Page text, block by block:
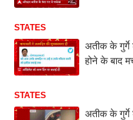
STATES
अतीक के गुर्गे
होने के बाद
STATES
अतीक के गुर्गे